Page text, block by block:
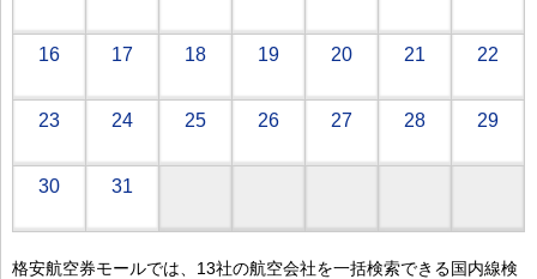
16 17 18 19 20 21 22
23 24 25 26 27 28 29
30 31
格安航空券モールでは、13社の航空会社を一括検索できる国内線検